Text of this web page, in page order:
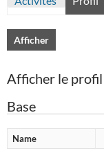
Afficher
Afficher le profil
Base
Name